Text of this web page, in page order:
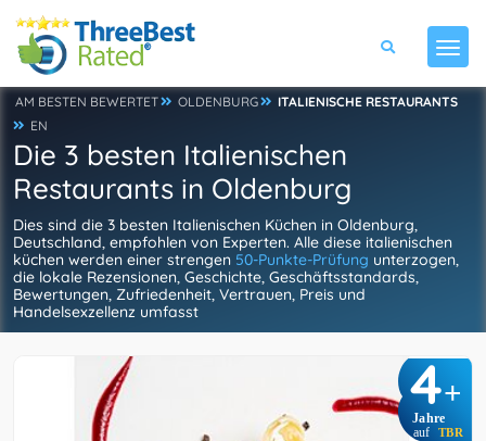
AM BESTEN BEWERTET OLDENBURG
ITALIENISCHE RESTAURANTS
EN
Die 3 besten Italienischen
Restaurants in Oldenburg
Dies sind die 3 besten Italienischen Küchen in Oldenburg,
Deutschland, empfohlen von Experten. Alle diese italienischen
küchen werden einer strengen 50-Punkte-Prüfung unterzogen,
die lokale Rezensionen, Geschichte, Geschäftsstandards,
Bewertungen, Zufriedenheit, Vertrauen, Preis und
Handelsexzellenz umfasst
4+
Jahre
auf TBR